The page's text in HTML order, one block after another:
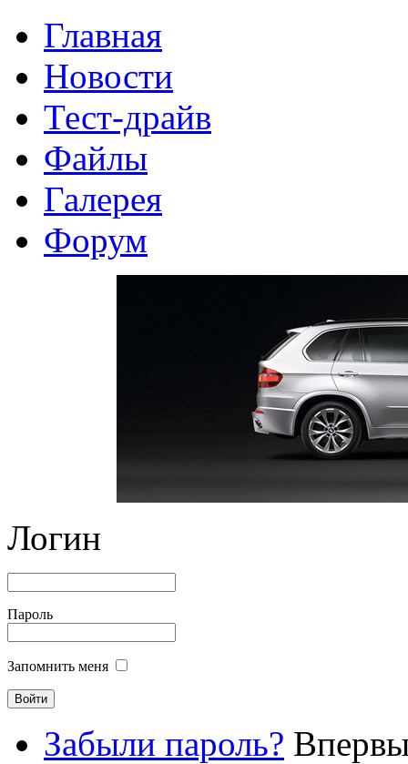
Главная
Новости
Тест-драйв
Файлы
Галерея
Форум
Логин
Пароль
Запомнить меня
Забыли пароль?